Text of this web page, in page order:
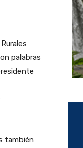
palabras
también